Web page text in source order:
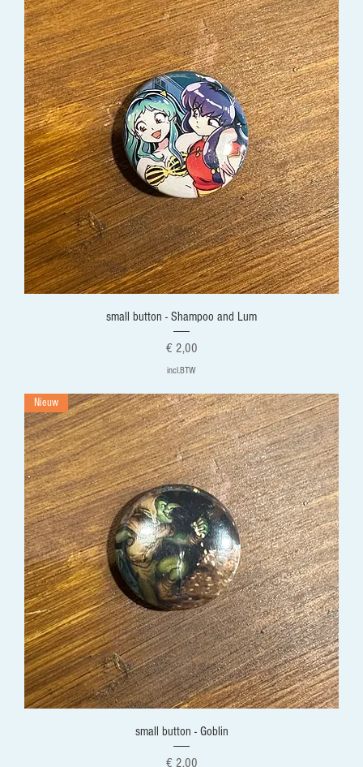
small button - Shampoo and Lum
Prijs
€ 2,00
incl.BTW
Nieuw
small button - Goblin
Prijs
€ 2,00